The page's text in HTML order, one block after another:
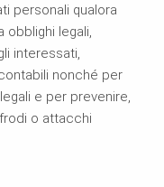
personali qualora
legali,
interessati,
nonché per
e per prevenire,
o attacchi